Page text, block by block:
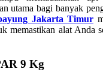
utama bagi banyak
Jakarta Timur
memastikan alat Anda
9 Kg